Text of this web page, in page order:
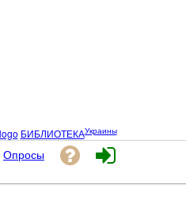
БИБЛИОТЕКАУкраины
Опросы